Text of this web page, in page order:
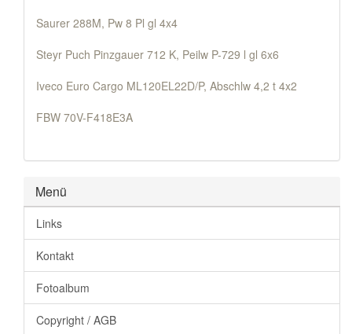
Saurer 288M, Pw 8 Pl gl 4x4
Steyr Puch Pinzgauer 712 K, Peilw P-729 l gl 6x6
Iveco Euro Cargo ML120EL22D/P, Abschlw 4,2 t 4x2
FBW 70V-F418E3A
Menü
Links
Kontakt
Fotoalbum
Copyright / AGB